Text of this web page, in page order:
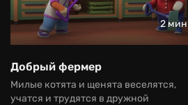
2 мин
Добрый фермер
Милые котята и щенята веселятся,
учатся и трудятся в дружной